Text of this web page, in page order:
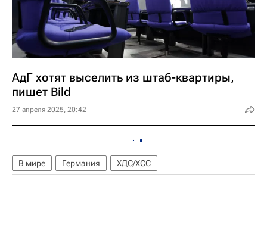
АдГ хотят выселить из штаб-квартиры,
пишет Bild
27 апреля 2025, 20:42
В мире Германия ХДС/ХСС